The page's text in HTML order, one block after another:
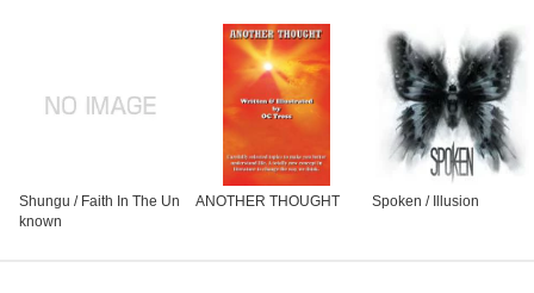
Shungu / Faith In The Un
known
ANOTHER THOUGHT Spoken / Illusion